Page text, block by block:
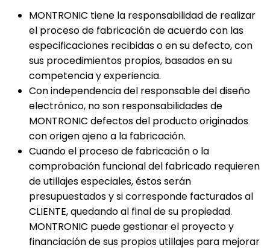
MONTRONIC tiene la responsabilidad de realizar
el proceso de fabricación de acuerdo con las
especificaciones recibidas o en su defecto, con
sus procedimientos propios, basados en su
competencia y experiencia.
Con independencia del responsable del diseño
electrónico, no son responsabilidades de
MONTRONIC defectos del producto originados
con origen ajeno a la fabricación.
Cuando el proceso de fabricación o la
comprobación funcional del fabricado requieren
de utillajes especiales, éstos serán
presupuestados y si corresponde facturados al
CLIENTE, quedando al final de su propiedad.
MONTRONIC puede gestionar el proyecto y
financiación de sus propios utillajes para mejorar